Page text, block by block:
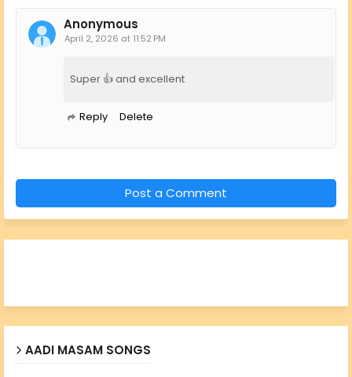
Anonymous
April 2, 2026 at 11:52 PM
Super 👍 and excellent
Reply Delete
Post a Comment
AADI MASAM SONGS